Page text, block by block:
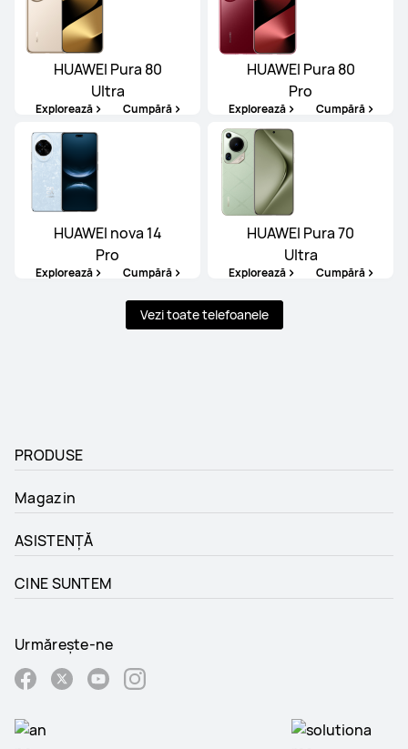
HUAWEI Pura 80
Ultra
Explorează Cumpără
HUAWEI Pura 80
Pro
Explorează Cumpără
HUAWEI nova 14
Pro
Explorează Cumpără
HUAWEI Pura 70
Ultra
Explorează Cumpără
Vezi toate telefoanele
PRODUSE
Magazin
ASISTENȚĂ
CINE SUNTEM
Urmărește-ne